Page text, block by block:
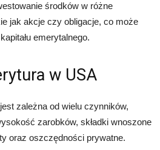
środków w różne
jak akcje czy obligacje, co może
emerytalnego.
w USA
zależna od wielu czynników,
zarobków, składki wnoszone
oraz oszczędności prywatne.